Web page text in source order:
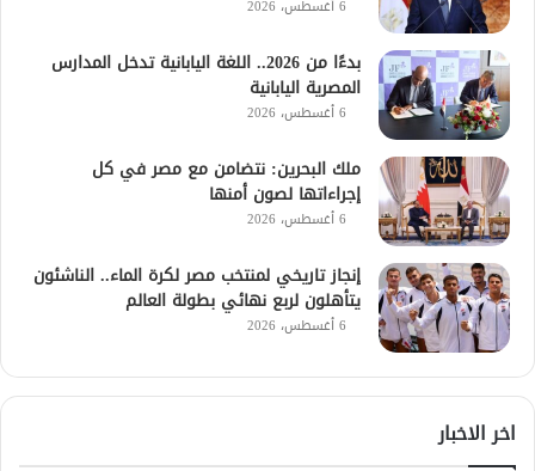
6 أغسطس، 2026
بدءًا من 2026.. اللغة اليابانية تدخل المدارس
المصرية اليابانية
6 أغسطس، 2026
ملك البحرين: نتضامن مع مصر في كل
إجراءاتها لصون أمنها
6 أغسطس، 2026
إنجاز تاريخي لمنتخب مصر لكرة الماء.. الناشئون
يتأهلون لربع نهائي بطولة العالم
6 أغسطس، 2026
اخر الاخبار